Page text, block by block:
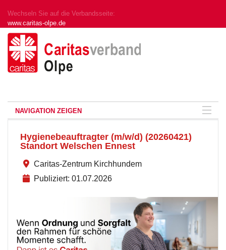
Wechseln Sie auf die Verbandsseite:
www.caritas-olpe.de
NAVIGATION ZEIGEN
Hygienebeauftragter (m/w/d) (20260421)
Standort Welschen Ennest
Caritas-Zentrum Kirchhundem
Publiziert: 01.07.2026